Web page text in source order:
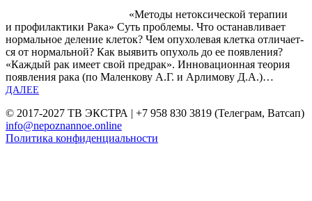
«Мето­ды неток­си­че­ской тера­пии
и про­фи­лак­ти­ки Рака» Суть про­бле­мы. Что оста­нав­ли­ва­ет
нор­маль­ное деле­ние кле­ток? Чем опу­хо­ле­вая клет­ка отли­ча­ет­
ся от нор­маль­ной? Как выявить опу­холь до ее появ­ле­ния?
«Каж­дый рак име­ет свой предрак». Инно­ва­ци­он­ная тео­рия
появ­ле­ния рака (по Мален­ко­ву А.Г. и Арли­мо­ву Д.А.)…
ДАЛЕЕ
© 2017-2027 ТВ ЭКСТРА | +7 958 830 3819 (Телеграм, Ватсап)
info@nepoznannoe.online
Политика конфиденциальности